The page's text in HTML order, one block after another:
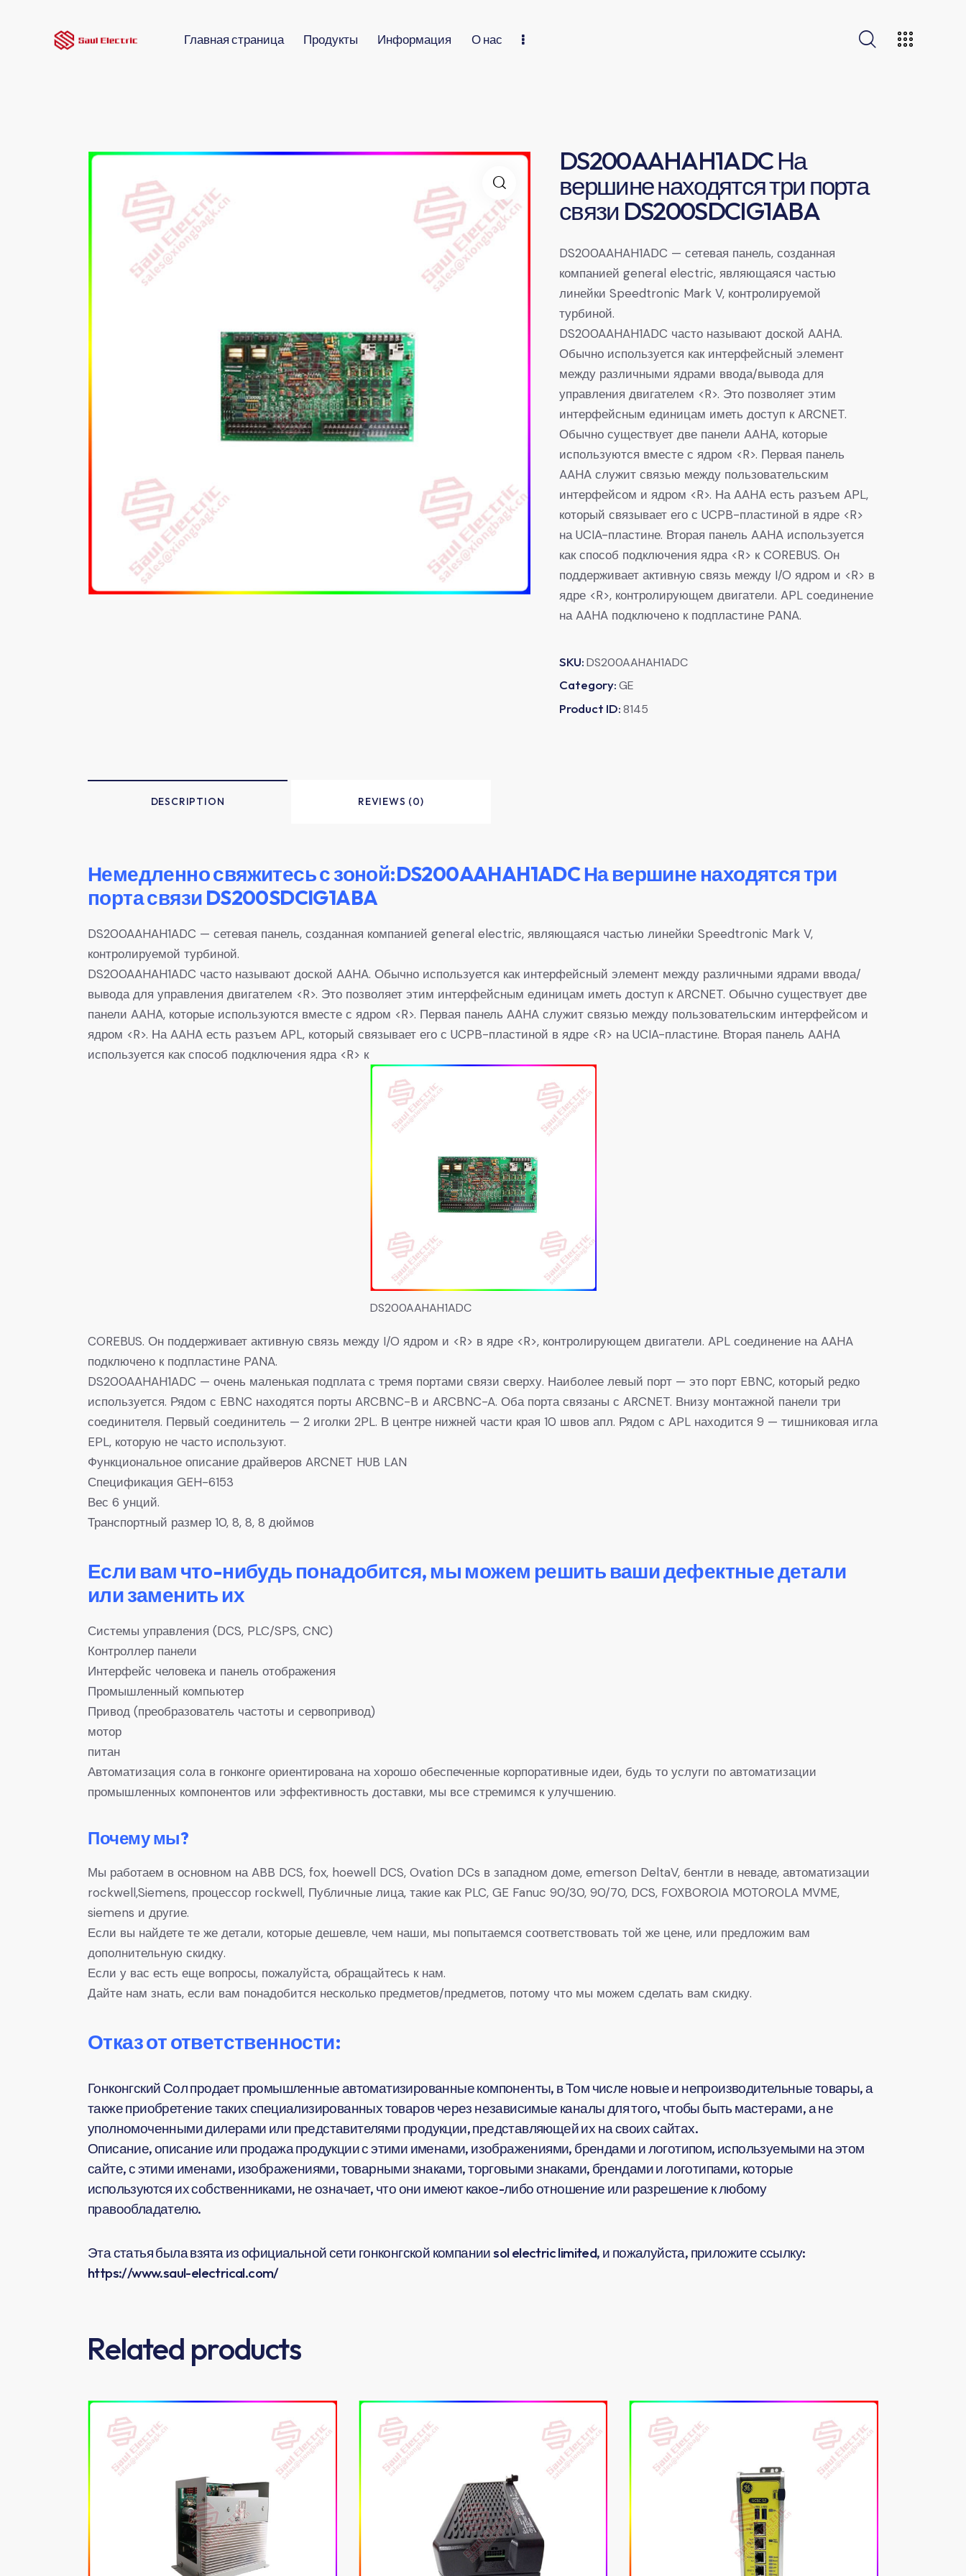
Главная страница Продукты Информация О нас
DS200AAHAH1ADC На
вершине находятся три порта
связи DS200SDCIG1ABA
DS200AAHAH1ADC — сетевая панель, созданная
компанией general electric, являющаяся частью
линейки Speedtronic Mark V, контролируемой
турбиной.
DS200AAHAH1ADC часто называют доской AAHA.
Обычно используется как интерфейсный элемент
между различными ядрами ввода/вывода для
управления двигателем <R>. Это позволяет этим
интерфейсным единицам иметь доступ к ARCNET.
Обычно существует две панели AAHA, которые
используются вместе с ядром <R>. Первая панель
AAHA служит связью между пользовательским
интерфейсом и ядром <R>. На AAHA есть разъем APL,
который связывает его с UCPB-пластиной в ядре <R>
на UCIA-пластине. Вторая панель AAHA используется
как способ подключения ядра <R> к COREBUS. Он
поддерживает активную связь между I/O ядром и <R> в
ядре <R>, контролирующем двигатели. APL соединение
на AAHA подключено к подпластине PANA.
SKU:DS200AAHAH1ADC
Category:GE
Product ID:8145
DESCRIPTION REVIEWS (0)
Немедленно свяжитесь с зоной:DS200AAHAH1ADC На вершине находятся три
порта связи DS200SDCIG1ABA
DS200AAHAH1ADC — сетевая панель, созданная компанией general electric, являющаяся частью линейки Speedtronic Mark V,
контролируемой турбиной.
DS200AAHAH1ADC часто называют доской AAHA. Обычно используется как интерфейсный элемент между различными ядрами ввода/
вывода для управления двигателем <R>. Это позволяет этим интерфейсным единицам иметь доступ к ARCNET. Обычно существует две
панели AAHA, которые используются вместе с ядром <R>. Первая панель AAHA служит связью между пользовательским интерфейсом и
ядром <R>. На AAHA есть разъем APL, который связывает его с UCPB-пластиной в ядре <R> на UCIA-пластине. Вторая панель AAHA
используется как способ подключения ядра <R> к
DS200AAHAH1ADC
COREBUS. Он поддерживает активную связь между I/O ядром и <R> в ядре <R>, контролирующем двигатели. APL соединение на AAHA
подключено к подпластине PANA.
DS200AAHAH1ADC — очень маленькая подплата с тремя портами связи сверху. Наиболее левый порт — это порт EBNC, который редко
используется. Рядом с EBNC находятся порты ARCBNC-B и ARCBNC-A. Оба порта связаны с ARCNET. Внизу монтажной панели три
соединителя. Первый соединитель — 2 иголки 2PL. В центре нижней части края 10 швов апл. Рядом с APL находится 9 — тишниковая игла
EPL, которую не часто используют.
Функциональное описание драйверов ARCNET HUB LAN
Спецификация GEH-6153
Вес 6 унций.
Транспортный размер 10, 8, 8, 8 дюймов
Если вам что-нибудь понадобится, мы можем решить ваши дефектные детали
или заменить их
Системы управления (DCS, PLC/SPS, CNC)
Контроллер панели
Интерфейс человека и панель отображения
Промышленный компьютер
Привод (преобразователь частоты и сервопривод)
мотор
питан
Автоматизация сола в гонконге ориентирована на хорошо обеспеченные корпоративные идеи, будь то услуги по автоматизации
промышленных компонентов или эффективность доставки, мы все стремимся к улучшению.
Почему мы?
Мы работаем в основном на ABB DCS, fox, hoewell DCS, Ovation DCs в западном доме, emerson DeltaV, бентли в неваде, автоматизации
rockwell,Siemens, процессор rockwell, Публичные лица, такие как PLC, GE Fanuc 90/30, 90/70, DCS, FOXBOROIA MOTOROLA MVME,
siemens и другие.
Если вы найдете те же детали, которые дешевле, чем наши, мы попытаемся соответствовать той же цене, или предложим вам
дополнительную скидку.
Если у вас есть еще вопросы, пожалуйста, обращайтесь к нам.
Дайте нам знать, если вам понадобится несколько предметов/предметов, потому что мы можем сделать вам скидку.
Отказ от ответственности:
Гонконгский Сол продает промышленные автоматизированные компоненты, в Том числе новые и непроизводительные товары, а
также приобретение таких специализированных товаров через независимые каналы для того, чтобы быть мастерами, а не
уполномоченными дилерами или представителями продукции, представляющей их на своих сайтах.
Описание, описание или продажа продукции с этими именами, изображениями, брендами и логотипом, используемыми на этом
сайте, с этими именами, изображениями, товарными знаками, торговыми знаками, брендами и логотипами, которые
используются их собственниками, не означает, что они имеют какое-либо отношение или разрешение к любому
правообладателю.
Эта статья была взята из официальной сети гонконгской компании sol electric limited, и пожалуйста, приложите ссылку:
https://www.saul-electrical.com/
Related products